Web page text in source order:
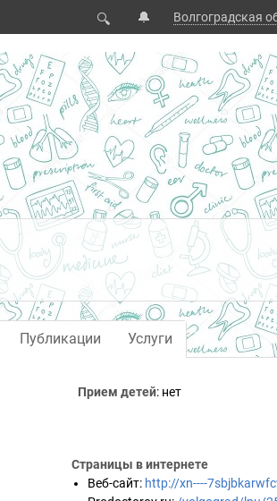
🔍 🔔 Волгоградская
Публикации Услуги
Прием детей: нет
Страницы в интернете
Веб-сайт: http://xn----